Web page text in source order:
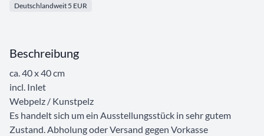
Deutschlandweit 5 EUR
Beschreibung
ca. 40 x 40 cm
incl. Inlet
Webpelz / Kunstpelz
Es handelt sich um ein Ausstellungsstück in sehr gutem
Zustand. Abholung oder Versand gegen Vorkasse